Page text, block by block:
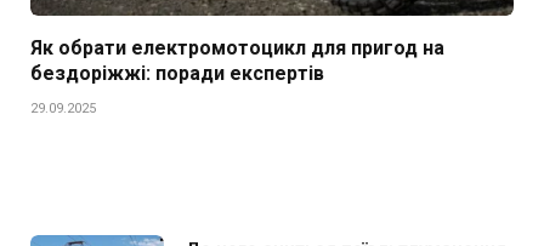
Як обрати електромотоцикл для пригод на
бездоріжжі: поради експертів
29.09.2025